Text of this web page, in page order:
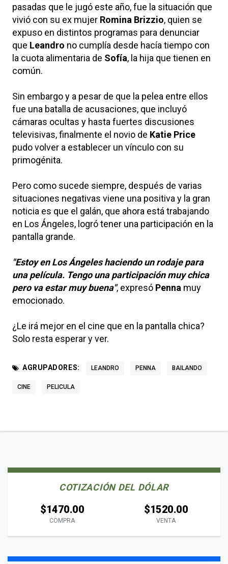
pasadas que le jugó este año, fue la situación que
vivió con su ex mujer Romina Brizzio, quien se
expuso en distintos programas para denunciar
que Leandro no cumplía desde hacía tiempo con
la cuota alimentaria de Sofía, la hija que tienen en
común.
Sin embargo y a pesar de que la pelea entre ellos
fue una batalla de acusaciones, que incluyó
cámaras ocultas y hasta fuertes discusiones
televisivas, finalmente el novio de Katie Price
pudo volver a establecer un vínculo con su
primogénita.
Pero como sucede siempre, después de varias
situaciones negativas viene una positiva y la gran
noticia es que el galán, que ahora está trabajando
en Los Ángeles, logró tener una participación en la
pantalla grande.
"Estoy en Los Ángeles haciendo un rodaje para
una película. Tengo una participación muy chica
pero va estar muy buena", expresó Penna muy
emocionado.
¿Le irá mejor en el cine que en la pantalla chica?
Solo resta esperar y ver.
AGRUPADORES: LEANDRO PENNA BAILANDO
CINE PELICULA
COTIZACIÓN DEL DÓLAR
$1470.00
COMPRA
$1520.00
VENTA